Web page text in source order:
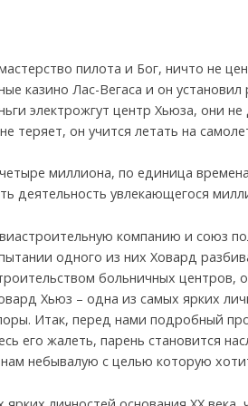
пилота и Бог, ничто не
казино Лас-Вегаса и он
электрожгут центр Хьюза, они
теряет, он учится летать на
миллиона, по единица
деятельность увлекающегося
компанию и союз
одного из них Ховард
больничных
Хьюз – одна из самых ярких
Итак, перед нами подробный
его жалеть, парень становится
небывалую с целью которую